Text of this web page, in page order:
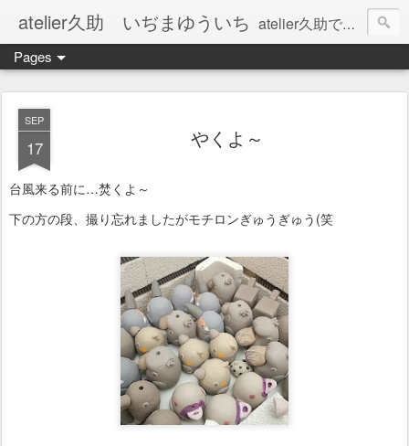
atelier久助 いぢまゆういち atelier久助では土と火から暖かなモノたちを生み出しています。 ご覧になられた方が和んで頂ければ幸いです。
Pages
SEP
17 やくよ～
台風来る前に…焚くよ～
下の方の段、撮り忘れましたがモチロンぎゅうぎゅう(笑